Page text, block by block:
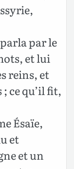
par le
et lui
reins, et
ce qu’il fit,
Ésaïe,
et
et un